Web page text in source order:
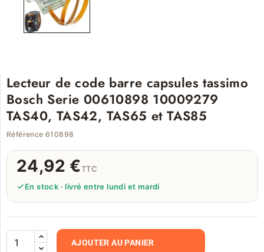
Lecteur de code barre capsules tassimo
Bosch Serie 00610898 10009279
TAS40, TAS42, TAS65 et TAS85
Référence 610898
24,92 €TTC
En stock · livré entre lundi et mardi
AJOUTER AU PANIER